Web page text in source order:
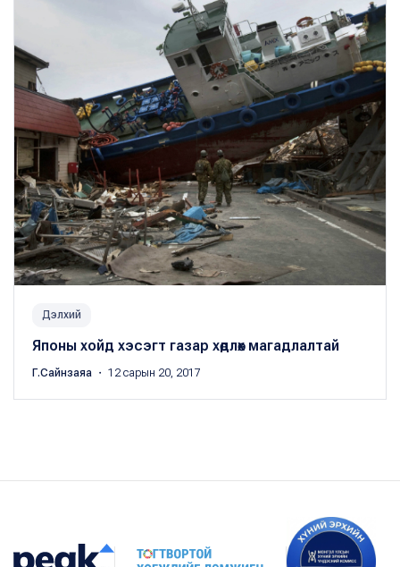
Дэлхий
Японы хойд хэсэгт газар хөдлөх магадлалтай
Г.Сайнзаяа ・ 12 сарын 20, 2017